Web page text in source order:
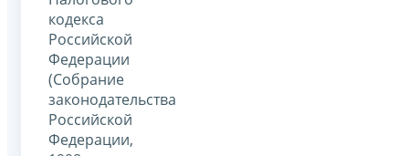
кодекса
Российской
Федерации
(Собрание
законодательства
Российской
Федерации,